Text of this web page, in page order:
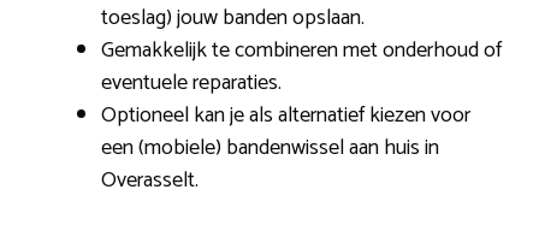
toeslag) jouw banden opslaan.
Gemakkelijk te combineren met onderhoud of
eventuele reparaties.
Optioneel kan je als alternatief kiezen voor
een (mobiele) bandenwissel aan huis in
Overasselt.